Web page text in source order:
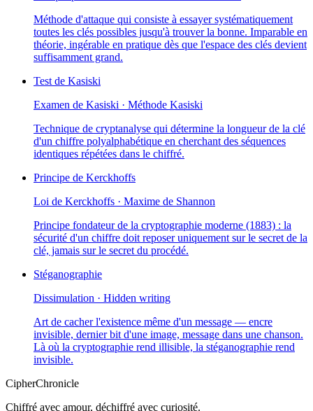
Méthode d'attaque qui consiste à essayer systématiquement
toutes les clés possibles jusqu'à trouver la bonne. Imparable en
théorie, ingérable en pratique dès que l'espace des clés devient
suffisamment grand.
Test de Kasiski
Examen de Kasiski · Méthode Kasiski
Technique de cryptanalyse qui détermine la longueur de la clé
d'un chiffre polyalphabétique en cherchant des séquences
identiques répétées dans le chiffré.
Principe de Kerckhoffs
Loi de Kerckhoffs · Maxime de Shannon
Principe fondateur de la cryptographie moderne (1883) : la
sécurité d'un chiffre doit reposer uniquement sur le secret de la
clé, jamais sur le secret du procédé.
Stéganographie
Dissimulation · Hidden writing
Art de cacher l'existence même d'un message — encre
invisible, dernier bit d'une image, message dans une chanson.
Là où la cryptographie rend illisible, la stéganographie rend
invisible.
CipherChronicle
Chiffré avec amour, déchiffré avec curiosité.